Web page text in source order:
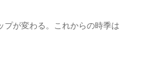
プが変わる。これからの時季は